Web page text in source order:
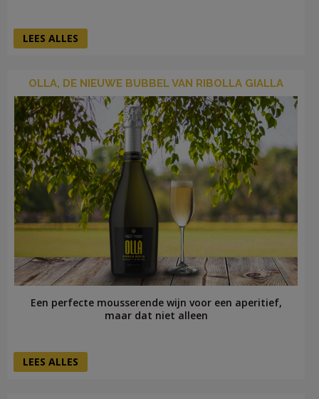
LEES ALLES
OLLA, DE NIEUWE BUBBEL VAN RIBOLLA GIALLA
Een perfecte mousserende wijn voor een aperitief,
maar dat niet alleen
LEES ALLES